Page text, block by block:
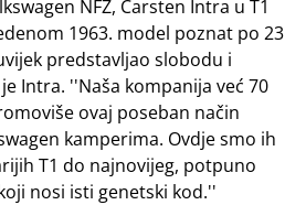
NFZ, Carsten Intra u T1
1963. model poznat po 23
predstavljao slobodu i
Intra. ''Naša kompanija već 70
ovaj poseban način
kamperima. Ovdje smo ih
T1 do najnovijeg, potpuno
nosi isti genetski kod.''